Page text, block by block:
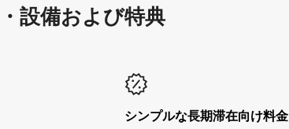
設⁠備⁠および特⁠典
シンプルな長期滞在向け料金